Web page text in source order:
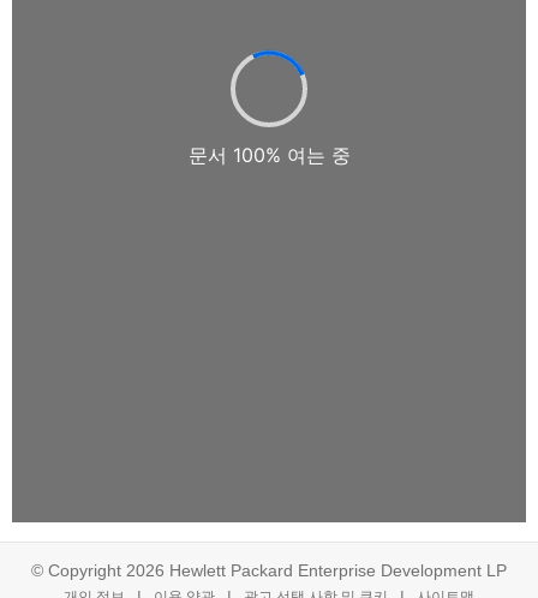
© Copyright 2026 Hewlett Packard Enterprise Development LP